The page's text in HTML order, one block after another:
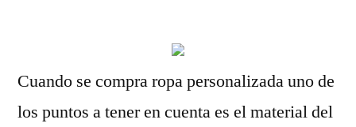
Cuando se compra ropa personalizada uno de
los puntos a tener en cuenta es el material del